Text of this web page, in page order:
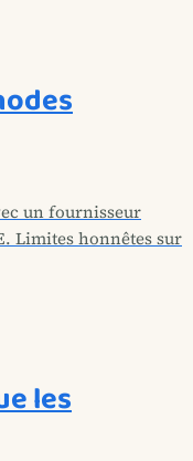
un fournisseur
Limites honnêtes sur
les